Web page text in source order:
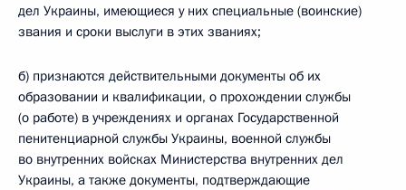
дел Украины, имеющиеся у них специальные (воинские)
звания и сроки выслуги в этих званиях;
б) признаются действительными документы об их
образовании и квалификации, о прохождении службы
(о работе) в учреждениях и органах Государственной
пенитенциарной службы Украины, военной службы
во внутренних войсках Министерства внутренних дел
Украины, а также документы, подтверждающие